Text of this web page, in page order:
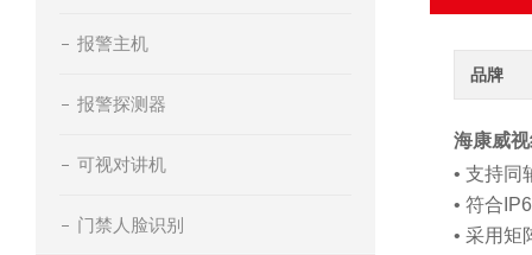
报警主机
报警探测器
可视对讲机
门禁人脸识别
品牌
海康威
• 支持同
• 符合
• 采用矩